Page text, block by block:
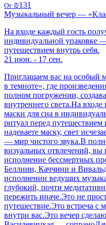
От ₪131
Музыкальный вечер —
На входе каждый гость
индивидуальной упаковке
путешествием внутрь себя.
21 июн. - 17 сен.
Приглашаем вас на особый
в темноте», где
полном погружении,
внутреннего света.На
маски для сна в
ритуал перед путешествием
надеваете маску, свет
— мир чистого звука.В
визуальных отвлечений, вы
исполнение бессмертных
Беллини, Каччини и
исполнении ведущих
глубокий, почти
пережить иначе.Это не
путешествие.Это встреча с
внутри вас.Это вечер